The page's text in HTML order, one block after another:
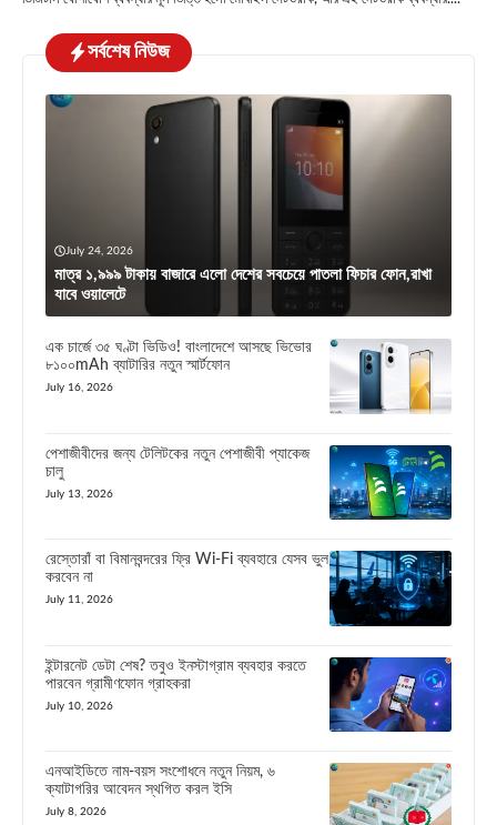
সর্বশেষ নিউজ
July 24, 2026
মাত্র ১,৯৯৯ টাকায় বাজারে এলো দেশের সবচেয়ে পাতলা ফিচার ফোন,রাখা
যাবে ওয়ালেটে
এক চার্জে ৩৫ ঘণ্টা ভিডিও! বাংলাদেশে আসছে ভিভোর
৮১০০mAh ব্যাটারির নতুন স্মার্টফোন
July 16, 2026
পেশাজীবীদের জন্য টেলিটকের নতুন পেশাজীবী প্যাকেজ
চালু
July 13, 2026
রেস্তোরাঁ বা বিমানবন্দরের ফ্রি Wi-Fi ব্যবহারে যেসব ভুল
করবেন না
July 11, 2026
ইন্টারনেট ডেটা শেষ? তবুও ইনস্টাগ্রাম ব্যবহার করতে
পারবেন গ্রামীণফোন গ্রাহকরা
July 10, 2026
এনআইডিতে নাম-বয়স সংশোধনে নতুন নিয়ম, ৬
ক্যাটাগরির আবেদন স্থগিত করল ইসি
July 8, 2026